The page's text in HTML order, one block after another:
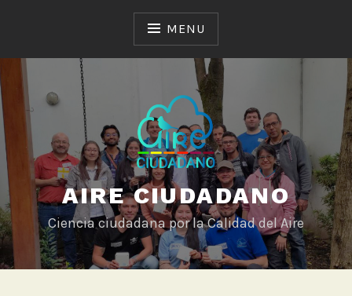
MENU
AIRE CIUDADANO
Ciencia ciudadana por la Calidad del Aire